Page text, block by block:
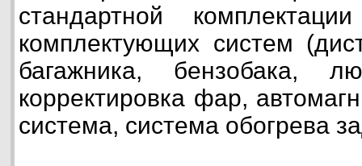
стандартной
комплектующих систем
багажника, бензобака,
корректировка фар,
система, система обогрева